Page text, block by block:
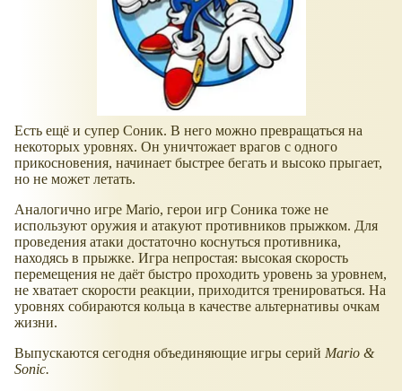
Есть ещё и супер Соник. В него можно превращаться на
некоторых уровнях. Он уничтожает врагов с одного
прикосновения, начинает быстрее бегать и высоко прыгает,
но не может летать.
Аналогично игре Mario, герои игр Соника тоже не
используют оружия и атакуют противников прыжком. Для
проведения атаки достаточно коснуться противника,
находясь в прыжке. Игра непростая: высокая скорость
перемещения не даёт быстро проходить уровень за уровнем,
не хватает скорости реакции, приходится тренироваться. На
уровнях собираются кольца в качестве альтернативы очкам
жизни.
Выпускаются сегодня объединяющие игры серий Mario &
Sonic.